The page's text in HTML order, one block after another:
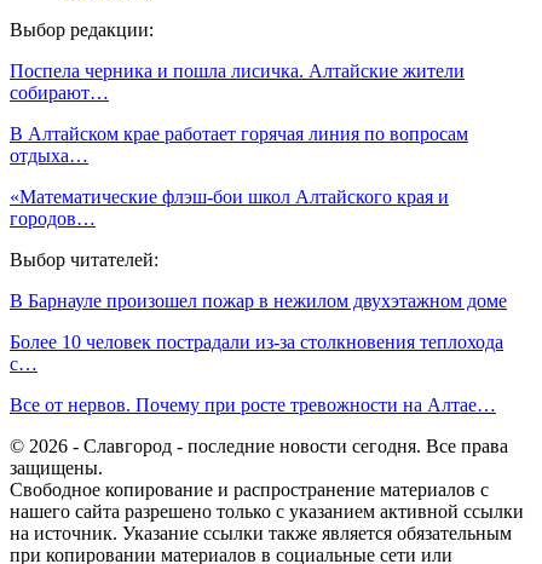
Выбор редакции:
Поспела черника и пошла лисичка. Алтайские жители
собирают…
В Алтайском крае работает горячая линия по вопросам
отдыха…
«Математические флэш-бои школ Алтайского края и
городов…
Выбор читателей:
В Барнауле произошел пожар в нежилом двухэтажном доме
Более 10 человек пострадали из-за столкновения теплохода
с…
Все от нервов. Почему при росте тревожности на Алтае…
© 2026 - Славгород - последние новости сегодня. Все права
защищены.
Свободное копирование и распространение материалов с
нашего сайта разрешено только с указанием активной ссылки
на источник. Указание ссылки также является обязательным
при копировании материалов в социальные сети или